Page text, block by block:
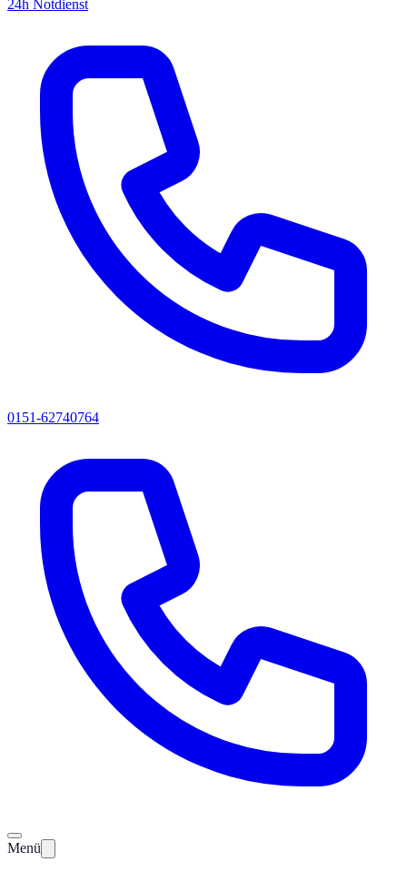
24h Notdienst
0151-62740764
Menü